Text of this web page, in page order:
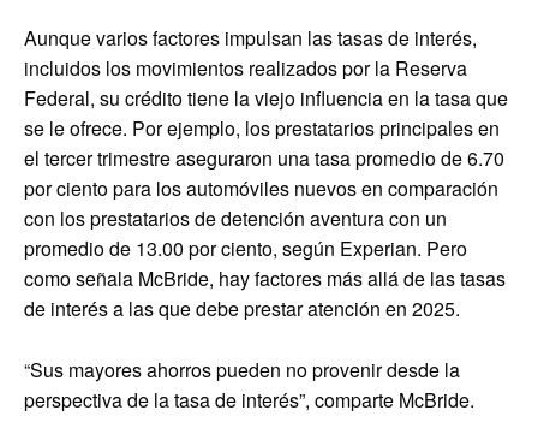
Aunque varios factores impulsan las tasas de interés,
incluidos los movimientos realizados por la Reserva
Federal, su crédito tiene la viejo influencia en la tasa que
se le ofrece. Por ejemplo, los prestatarios principales en
el tercer trimestre aseguraron una tasa promedio de 6.70
por ciento para los automóviles nuevos en comparación
con los prestatarios de detención aventura con un
promedio de 13.00 por ciento, según Experian. Pero
como señala McBride, hay factores más allá de las tasas
de interés a las que debe prestar atención en 2025.
“Sus mayores ahorros pueden no provenir desde la
perspectiva de la tasa de interés”, comparte McBride.